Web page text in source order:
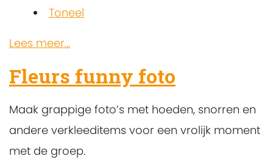
Toneel
Lees meer...
Fleurs funny foto
Maak grappige foto’s met hoeden, snorren en
andere verkleeditems voor een vrolijk moment
met de groep.